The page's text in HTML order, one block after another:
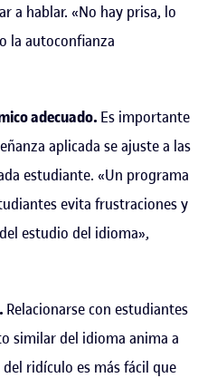
a hablar. «No hay prisa, lo
la autoconfianza
adecuado. Es importante
aplicada se ajuste a las
estudiante. «Un programa
evita frustraciones y
estudio del idioma»,
Relacionarse con estudiantes
similar del idioma anima a
ridículo es más fácil que